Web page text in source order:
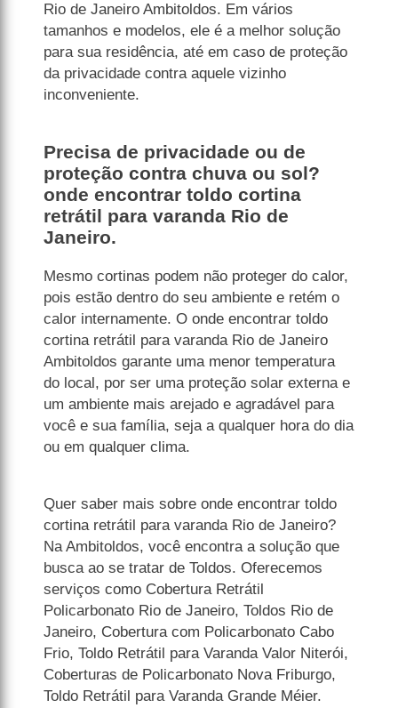
Rio de Janeiro Ambitoldos. Em vários
tamanhos e modelos, ele é a melhor solução
para sua residência, até em caso de proteção
da privacidade contra aquele vizinho
inconveniente.
Precisa de privacidade ou de
proteção contra chuva ou sol?
onde encontrar toldo cortina
retrátil para varanda Rio de
Janeiro.
Mesmo cortinas podem não proteger do calor,
pois estão dentro do seu ambiente e retém o
calor internamente. O onde encontrar toldo
cortina retrátil para varanda Rio de Janeiro
Ambitoldos garante uma menor temperatura
do local, por ser uma proteção solar externa e
um ambiente mais arejado e agradável para
você e sua família, seja a qualquer hora do dia
ou em qualquer clima.
Quer saber mais sobre onde encontrar toldo
cortina retrátil para varanda Rio de Janeiro?
Na Ambitoldos, você encontra a solução que
busca ao se tratar de Toldos. Oferecemos
serviços como Cobertura Retrátil
Policarbonato Rio de Janeiro, Toldos Rio de
Janeiro, Cobertura com Policarbonato Cabo
Frio, Toldo Retrátil para Varanda Valor Niterói,
Coberturas de Policarbonato Nova Friburgo,
Toldo Retrátil para Varanda Grande Méier.